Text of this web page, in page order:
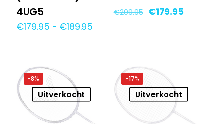
4UG5
€179.95 - €189.95
€209.95 Oorspronkelijke
€179.95Huidige
-8%
Uitverkocht
-17%
Uitverkocht